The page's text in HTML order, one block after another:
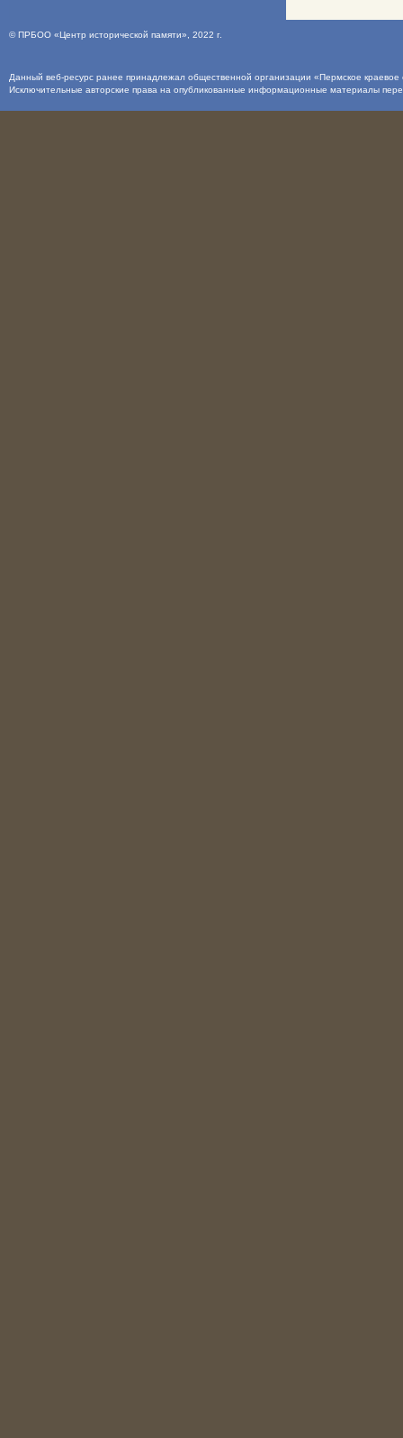
©ПРБОО «Центр исторической памяти» , 2022 г.
Данный веб-ресурс ранее принадлежал общественной организации «Пермское
Исключительные авторские права на опубликованные информационные материалы